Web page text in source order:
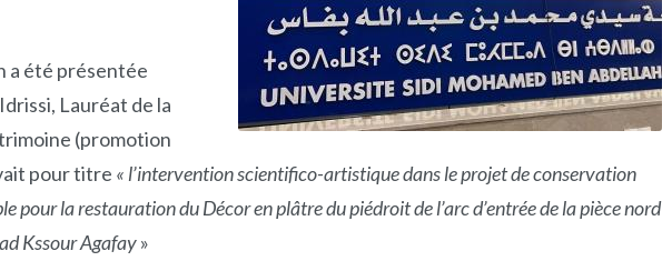
a été présentée
Lauréat de la
(promotion
pour titre « l’intervention scientifico-artistique dans le projet de conservation
pour la restauration duDécor en plâtre du piédroit de l’arc d’entrée de la pièce nord
Kssour Agafay»